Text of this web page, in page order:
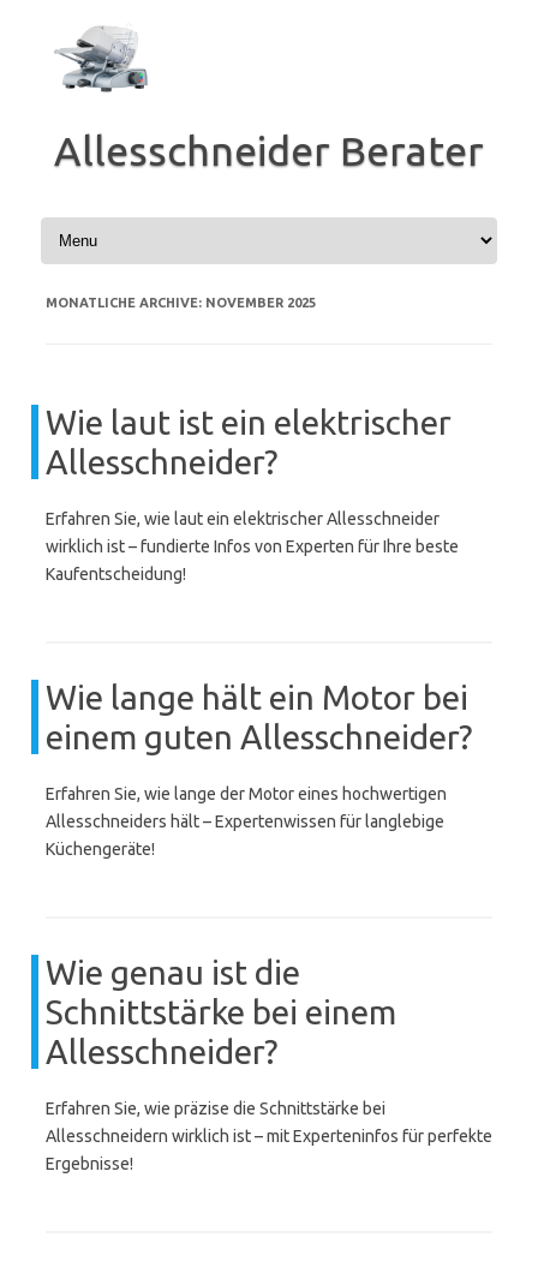
springen
Allesschneider Berater
MONATLICHE ARCHIVE: NOVEMBER 2025
Wie laut ist ein elektrischer
Allesschneider?
Erfahren Sie, wie laut ein elektrischer Allesschneider
wirklich ist – fundierte Infos von Experten für Ihre beste
Kaufentscheidung!
Wie lange hält ein Motor bei
einem guten Allesschneider?
Erfahren Sie, wie lange der Motor eines hochwertigen
Allesschneiders hält – Expertenwissen für langlebige
Küchengeräte!
Wie genau ist die
Schnittstärke bei einem
Allesschneider?
Erfahren Sie, wie präzise die Schnittstärke bei
Allesschneidern wirklich ist – mit Experteninfos für perfekte
Ergebnisse!